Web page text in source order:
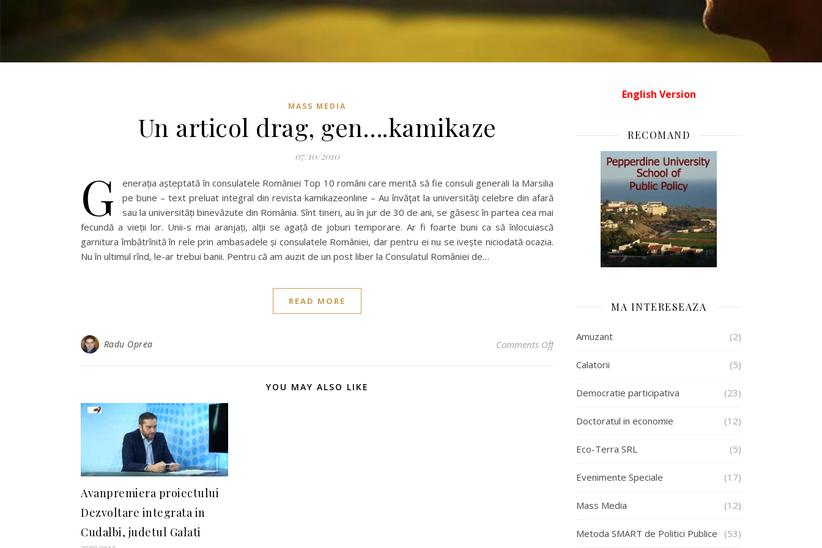
MASS MEDIA
Un articol drag, gen….kamikaze
07/10/2010
G
enerația așteptată în consulatele României Top 10 români care merită să fie consuli generali la Marsilia
pe bune – text preluat integral din revista kamikazeonline – Au învăţat la universităţi celebre din afară
sau la universități binevăzute din România. Sînt tineri, au în jur de 30 de ani, se găsesc în partea cea mai
fecundă a vieții lor. Unii-s mai aranjați, alții se agață de joburi temporare. Ar fi foarte buni ca să înlocuiască
garnitura îmbătrînită în rele prin ambasadele și consulatele României, dar pentru ei nu se ivește niciodată ocazia.
Nu în ultimul rînd, le-ar trebui banii. Pentru că am auzit de un post liber la Consulatul României de…
READ MORE
Radu Oprea Comments Offon Un articol drag, gen….kamikaze
YOU MAY ALSO LIKE
Avanpremiera proiectului
Dezvoltare integrata in
Cudalbi, judetul Galati
English Version
RECOMAND
MA INTERESEAZA
Amuzant (2)
Calatorii (5)
Democratie participativa (23)
Doctoratul in economie (12)
Eco-Terra SRL (5)
Evenimente Speciale (17)
Mass Media (12)
Metoda SMART de Politici Publice (53)